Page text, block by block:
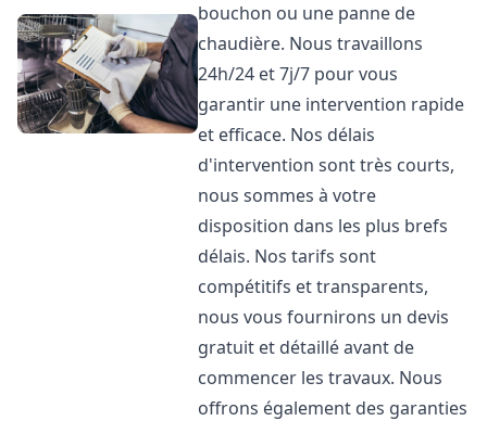
bouchon ou une panne de
chaudière. Nous travaillons
24h/24 et 7j/7 pour vous
garantir une intervention rapide
et efficace. Nos délais
d'intervention sont très courts,
nous sommes à votre
disposition dans les plus brefs
délais. Nos tarifs sont
compétitifs et transparents,
nous vous fournirons un devis
gratuit et détaillé avant de
commencer les travaux. Nous
offrons également des garanties